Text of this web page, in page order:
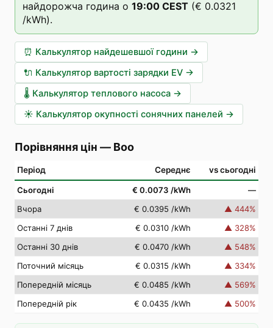
найдорожча година о 19:00 CEST (€ 0.0321
/kWh).
⏰ Калькулятор найдешевшої години →
🔌 Калькулятор вартості зарядки EV →
🌡️ Калькулятор теплового насоса →
☀️ Калькулятор окупності сонячних панелей →
Порівняння цін — Boo
Період Середнє vs сьогодні
Сьогодні € 0.0073 /kWh
—
Вчора
€ 0.0395 /kWh ▲ 444%
Останні 7 днів
€ 0.0310 /kWh ▲ 328%
Останні 30 днів
€ 0.0470 /kWh ▲ 548%
Поточний місяць
€ 0.0315 /kWh ▲ 334%
Попередній місяць
€ 0.0485 /kWh ▲ 569%
Попередній рік
€ 0.0435 /kWh ▲ 500%